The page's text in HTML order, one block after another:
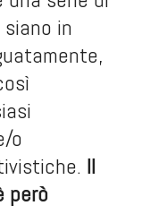
in
o
Il
però